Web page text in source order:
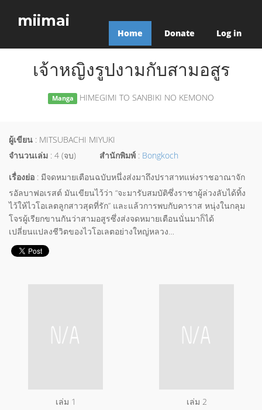
miimai
Home Donate Log in
เจ้าหญิงรูปงามกับสามอสูร
Manga HIMEGIMI TO SANBIKI NO KEMONO
ผู้เขียน : MITSUBACHI MIYUKI
จำนวนเล่ม : 4 (จบ) สำนักพิมพ์ : Bongkoch
เรื่องย่อ : มีจดหมายเตือนฉบับหนึ่งส่งมาถึงปราสาทแห่งราชอาณาจัก
รอัลบาฟอเรสต์ มันเขียนไว้ว่า “จะมารับสมบัติซึ่งราชาผู้ล่วงลับได้ทิ้ง
ไว้ให้ไวโอเลตลูกสาวสุดที่รัก” และแล้วการพบกับคาราส หนุ่งในกลุม
โจรผู้เรียกขานกันว่าสามอสูรซึ่งส่งจดหมายเตือนนั่นมาก็ได้
เปลี่ยนแปลงชีวิตของไวโอเลตอย่างใหญ่หลวง…
เล่ม 1 เล่ม 2